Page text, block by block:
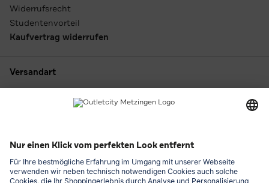
Widerrufsrecht
Studentenvorteil
Kaufvertrag widerrufen
Versandart